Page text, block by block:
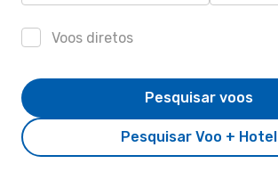
Voos diretos
Pesquisar Voo + Hotel
Pesquisar voos